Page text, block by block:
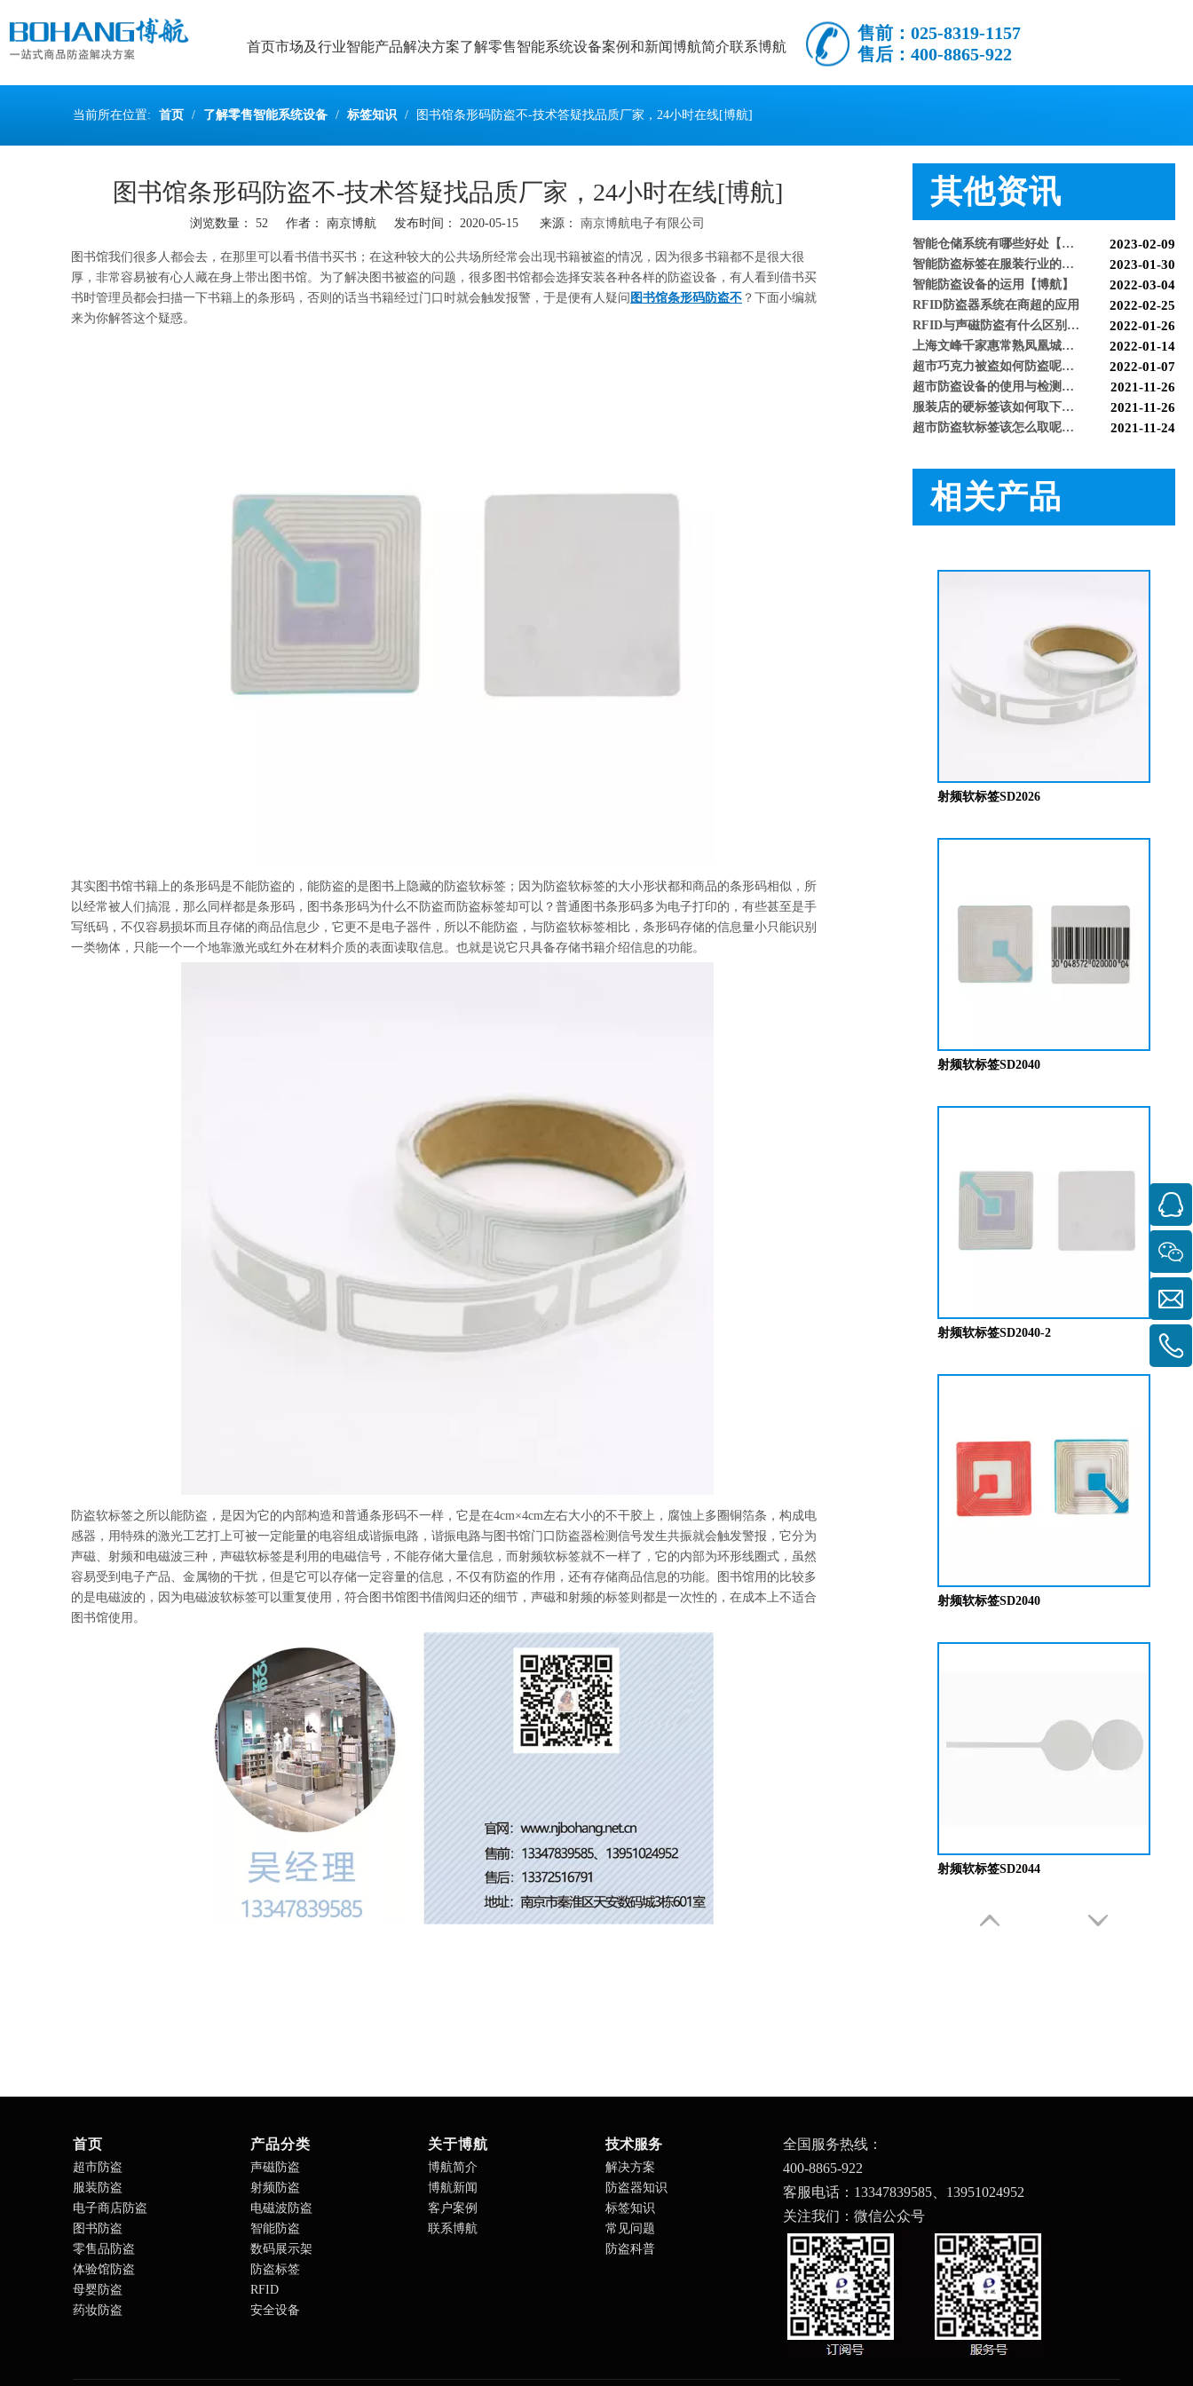
首页市场及行业智能产品解决方案了解零售智能系统设备案例和新闻博航简介联系博航
售前：025-8319-1157
售后：400-8865-922
当前所在位置: 首页 / 了解零售智能系统设备 / 标签知识 / 图书馆条形码防盗不-技术答疑找品质厂家，24小时在线[博航]
图书馆条形码防盗不-技术答疑找品质厂家，24小时在线[博航]
浏览数量： 52 作者： 南京博航 发布时间： 2020-05-15 来源： 南京博航电子有限公司
["wechat","weibo","qzone","douban","email"]
图书馆我们很多人都会去，在那里可以看书借书买书；在这种较大的公共场所经常会出现书籍被盗的情况，因为很多书籍都不是很大很
厚，非常容易被有心人藏在身上带出图书馆。为了解决图书被盗的问题，很多图书馆都会选择安装各种各样的防盗设备，有人看到借书买
书时管理员都会扫描一下书籍上的条形码，否则的话当书籍经过门口时就会触发报警，于是便有人疑问 图书馆条形码防盗不 ？下面小编就
来为你解答这个疑惑。
其实图书馆书籍上的条形码是不能防盗的，能防盗的是图书上隐藏的防盗软标签；因为防盗软标签的大小形状都和商品的条形码相似，所
以经常被人们搞混，那么同样都是条形码，图书条形码为什么不防盗而防盗标签却可以？普通图书条形码多为电子打印的，有些甚至是手
写纸码，不仅容易损坏而且存储的商品信息少，它更不是电子器件，所以不能防盗，与防盗软标签相比，条形码存储的信息量小只能识别
一类物体，只能一个一个地靠激光或红外在材料介质的表面读取信息。也就是说它只具备存储书籍介绍信息的功能。
防盗软标签之所以能防盗，是因为它的内部构造和普通条形码不一样，它是在4cm×4cm左右大小的不干胶上，腐蚀上多圈铜箔条，构成电
感器，用特殊的激光工艺打上可被一定能量的电容组成谐振电路，谐振电路与图书馆门口防盗器检测信号发生共振就会触发警报，它分为
声磁、射频和电磁波三种，声磁软标签是利用的电磁信号，不能存储大量信息，而射频软标签就不一样了，它的内部为环形线圈式，虽然
容易受到电子产品、金属物的干扰，但是它可以存储一定容量的信息，不仅有防盗的作用，还有存储商品信息的功能。图书馆用的比较多
的是电磁波的，因为电磁波软标签可以重复使用，符合图书馆图书借阅归还的细节，声磁和射频的标签则都是一次性的，在成本上不适合
图书馆使用。
其他资讯
RFID技术驱动的未来服装零售：自助式购物体验白皮书 2025-12-13
智能防盗标签在服装行业的应用【博航】 2023-01-30
智能防盗设备的运用【博航】 2022-03-04
RFID防盗器系统在商超的应用 2022-02-25
RFID与声磁防盗有什么区别呢？博航小编来解答【博航】 2022-01-26
上海文峰千家惠常熟凤凰城店安装工程案例【博航】 2022-01-14
超市巧克力被盗如何防盗呢【博航】 2022-01-07
超市防盗设备的使用与检测【博航】 2021-11-26
服装店的硬标签该如何取下来呢【博航】 2021-11-26
超市防盗软标签该怎么取呢，博航防盗给您支招【博航】 2021-11-24
服装店防盗器老是报警怎么办【博航】 2021-11-24
2023-02-09
2023-01-30
智能防盗设备的运用【博航】 2022-03-04
RFID防盗器系统在商超的应用 2022-02-25
RFID与声磁防盗有什么区别呢？博航小编来解答【博航】
相关产品
射频软标签SD2026
射频软标签SD2040
射频软标签SD2040-2
射频软标签SD2040
射频软标签SD2044
首页
超市防盗
服装防盗
电子商店防盗
图书防盗
零售品防盗
体验馆防盗
母婴防盗
药妆防盗
产品分类
声磁防盗
射频防盗
电磁波防盗
智能防盗
数码展示架
防盗标签
RFID
安全设备
关于博航
博航简介
博航新闻
客户案例
联系博航
技术服务
解决方案
防盗器知识
标签知识
常见问题
防盗科普
全国服务热线：
400-8865-922
客服电话：13347839585、 13951024952
关注我们：微信公众号